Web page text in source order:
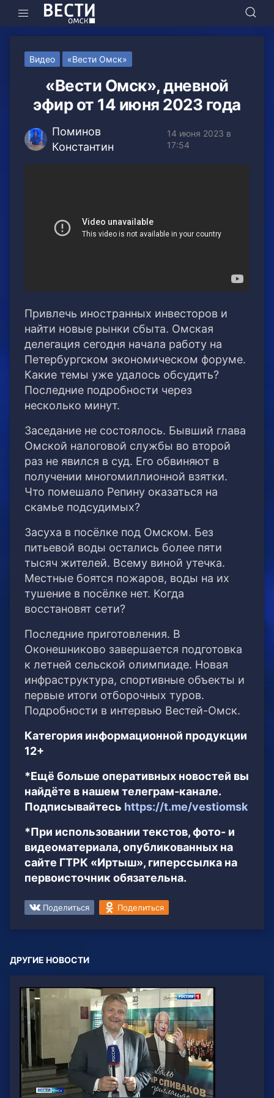
Видео «Вести Омск»
«Вести Омск», дневной
эфир от 14 июня 2023 года
Поминов
Константин
14 июня 2023 в
17:54
Привлечь иностранных инвесторов и
найти новые рынки сбыта. Омская
делегация сегодня начала работу на
Петербургском экономическом форуме.
Какие темы уже удалось обсудить?
Последние подробности через
несколько минут.
Заседание не состоялось. Бывший глава
Омской налоговой службы во второй
раз не явился в суд. Его обвиняют в
получении многомиллионной взятки.
Что помешало Репину оказаться на
скамье подсудимых?
Засуха в посёлке под Омском. Без
питьевой воды остались более пяти
тысяч жителей. Всему виной утечка.
Местные боятся пожаров, воды на их
тушение в посёлке нет. Когда
восстановят сети?
Последние приготовления. В
Оконешниково завершается подготовка
к летней сельской олимпиаде. Новая
инфраструктура, спортивные объекты и
первые итоги отборочных туров.
Подробности в интервью Вестей-Омск.
Категория информационной продукции
12+
*Ещё больше оперативных новостей вы
найдёте в нашем телеграм-канале.
Подписывайтесь https://t.me/vestiomsk
*При использовании текстов, фото- и
видеоматериала, опубликованных на
сайте ГТРК «Иртыш», гиперссылка на
первоисточник обязательна.
Поделиться Поделиться
ДРУГИЕ НОВОСТИ